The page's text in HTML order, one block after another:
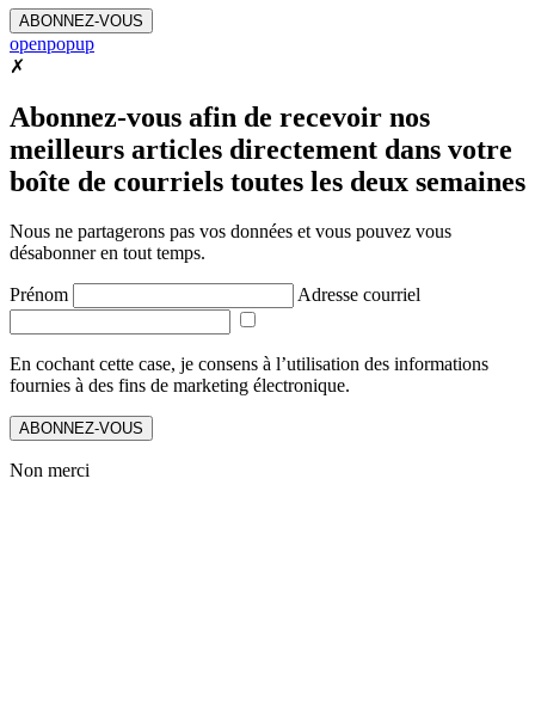
ABONNEZ-VOUS
openpopup
✗
Abonnez-vous afin de recevoir nos
meilleurs articles directement dans votre
boîte de courriels toutes les deux semaines
Nous ne partagerons pas vos données et vous pouvez vous
désabonner en tout temps.
Prénom Adresse courriel
En cochant cette case, je consens à l’utilisation des informations
fournies à des fins de marketing électronique.
ABONNEZ-VOUS
Non merci